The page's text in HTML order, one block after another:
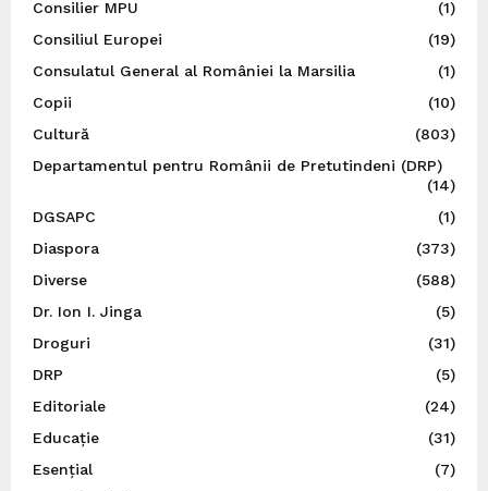
Consilier MPU
(1)
Consiliul Europei
(19)
Consulatul General al României la Marsilia
(1)
Copii
(10)
Cultură
(803)
Departamentul pentru Românii de Pretutindeni (DRP)
(14)
DGSAPC
(1)
Diaspora
(373)
Diverse
(588)
Dr. Ion I. Jinga
(5)
Droguri
(31)
DRP
(5)
Editoriale
(24)
Educație
(31)
Esențial
(7)